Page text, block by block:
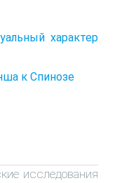
характер
к Спинозе
исследования